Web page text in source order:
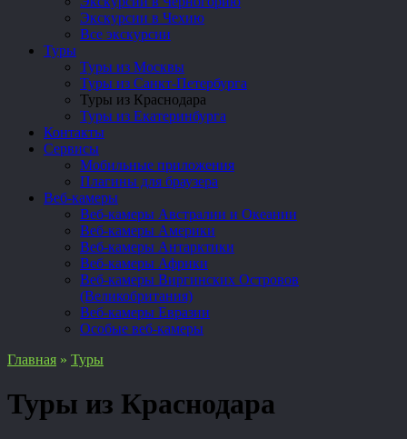
Экскурсии в Чехию
Все экскурсии
Туры
Туры из Москвы
Туры из Санкт-Петербурга
Туры из Краснодара
Туры из Екатеринбурга
Контакты
Сервисы
Мобильные приложения
Плагины для браузера
Веб-камеры
Веб-камеры Австралии и Океании
Веб-камеры Америки
Веб-камеры Антарктики
Веб-камеры Африки
Веб-камеры Виргинских Островов
(Великобритания)
Веб-камеры Евразии
Особые веб-камеры
Главная » Туры
Туры из Краснодара